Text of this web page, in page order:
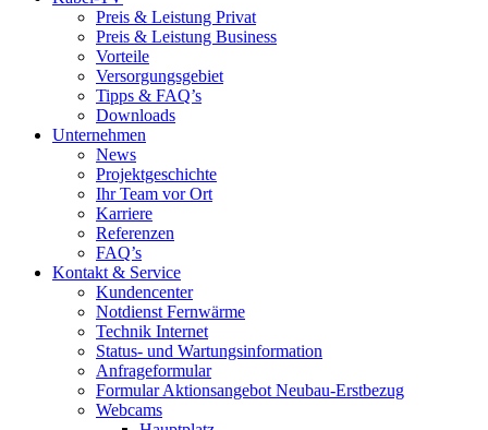
Preis & Leistung Privat
Preis & Leistung Business
Vorteile
Versorgungsgebiet
Tipps & FAQ’s
Downloads
Unternehmen
News
Projektgeschichte
Ihr Team vor Ort
Karriere
Referenzen
FAQ’s
Kontakt & Service
Kundencenter
Notdienst Fernwärme
Technik Internet
Status- und Wartungsinformation
Anfrageformular
Formular Aktionsangebot Neubau-Erstbezug
Webcams